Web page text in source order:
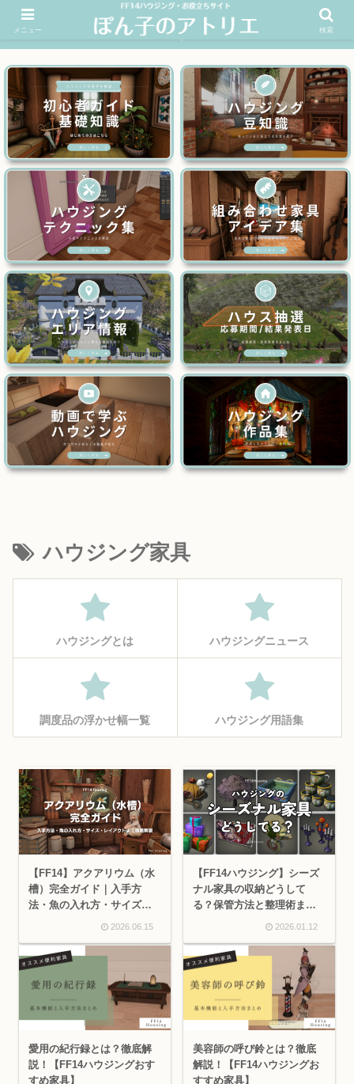
FF14ハウジングお役立ちサイト│ぽん子のアトリエを応援 >>
ハウジング家具
ハウジングとは ハウジングニュース
調度品の浮かせ幅一覧 ハウジング用語集
【FF14】アクアリウム（水
槽）完全ガイド｜入手方
法・魚の入れ方・サイズ・
2026.06.15
【FF14ハウジング】シーズ
ナル家具の収納どうして
る？保管方法と整理術まと
2026.01.12
愛用の紀行録とは？徹底解
説！【FF14ハウジングおす
すめ家具】
美容師の呼び鈴とは？徹底
解説！【FF14ハウジングお
すすめ家具】
メニュー 検索